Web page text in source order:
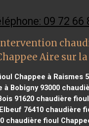
09 72 66
Aire sur la
Chappee à Raismes
à Bobigny 93000
91620 chaudière
76410chaudière
chaudière fioul